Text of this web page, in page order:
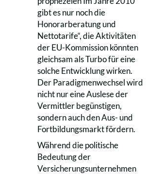
gibt es nur noch die
Honorarberatung und
Nettotarife“, die Aktivitäten
der EU-Kommission könnten
gleichsam als Turbo für eine
solche Entwicklung wirken.
Der Paradigmenwechsel wird
nicht nur eine Auslese der
Vermittler begünstigen,
sondern auch den Aus- und
Fortbildungsmarkt fördern.
Während die politische
Bedeutung der
Versicherungsunternehmen